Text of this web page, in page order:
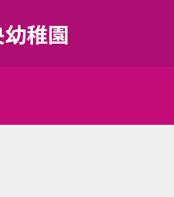
稚園